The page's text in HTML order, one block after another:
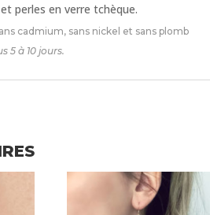
perles en verre tchèque.
cadmium, sans nickel et sans plomb
5 à 10 jours.